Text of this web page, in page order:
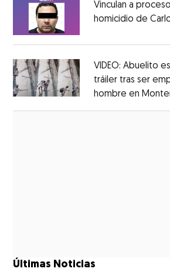
Opens in new window
Vinculan a proceso
homicidio de
VIDEO: Abuelito
tráiler tras ser
hombre en
Últimas Noticias